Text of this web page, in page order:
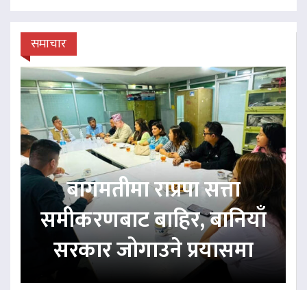
समाचार
बागमतीमा राप्रपा सत्ता
समीकरणबाट बाहिर, बानियाँ
सरकार जोगाउने प्रयासमा